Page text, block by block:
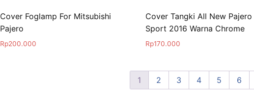
Cover Foglamp For Mitsubishi
Pajero
Rp200.000
Cover Tangki All New Pajero
Sport 2016 Warna Chrome
Rp170.000
1 2 3 4 5 6